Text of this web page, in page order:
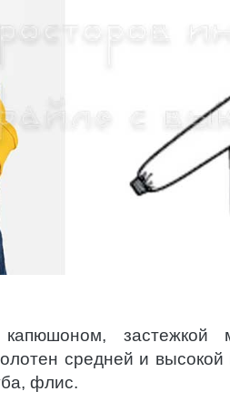
застежкой
средней и высокой
флис.